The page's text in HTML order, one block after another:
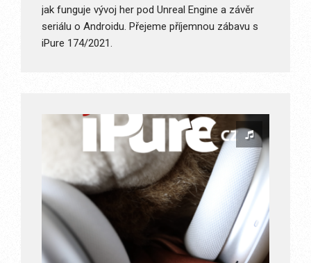
jak funguje vývoj her pod Unreal Engine a závěr
seriálu o Androidu. Přejeme příjemnou zábavu s
iPure 174/2021.